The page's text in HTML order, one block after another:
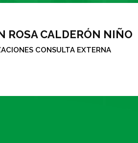
HERNÁNDEZ GARZÓN